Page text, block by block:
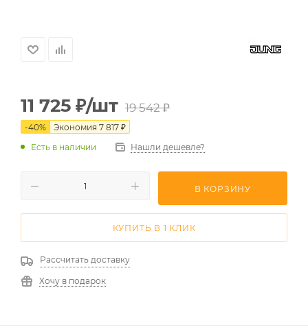
11 725 ₽/шт 19 542₽
-40% Экономия 7 817 ₽
Есть в наличии
Нашли дешевле?
В КОРЗИНУ
КУПИТЬ В 1 КЛИК
Рассчитать доставку
Хочу в подарок